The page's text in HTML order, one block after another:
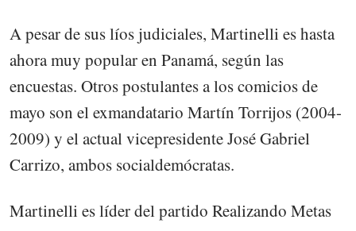
A pesar de sus líos judiciales, Martinelli es hasta
ahora muy popular en Panamá, según las
encuestas. Otros postulantes a los comicios de
mayo son el exmandatario Martín Torrijos (2004-
2009) y el actual vicepresidente José Gabriel
Carrizo, ambos socialdemócratas.
Martinelli es líder del partido Realizando Metas